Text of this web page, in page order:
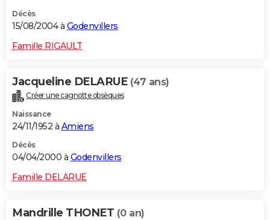
Décès
15/08/2004 à Godenvillers
Famille RIGAULT
Jacqueline DELARUE (47 ans)
Créer une cagnotte obsèques
Naissance
24/11/1952 à Amiens
Décès
04/04/2000 à Godenvillers
Famille DELARUE
Mandrille THONET (0 an)